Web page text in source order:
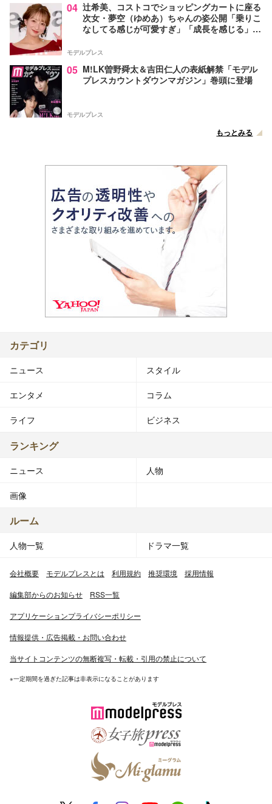
04 辻希美、コストコでショッピングカートに座る
次女・夢空（ゆめあ）ちゃんの姿公開「乗りこ
なしてる感じが可愛すぎ」「成長を感じる」の
モデルプレス
05 M!LK曽野舜太＆吉田仁人の表紙解禁「モデル
プレスカウントダウンマガジン」巻頭に登場
モデルプレス
もっとみる
カテゴリ
ニュース スタイル
エンタメ コラム
ライフ ビジネス
ランキング
ニュース 人物
画像
ルーム
人物一覧 ドラマ一覧
会社概要 モデルプレスとは 利用規約 推奨環境 採用情報
編集部からのお知らせ RSS一覧
アプリケーションプライバシーポリシー
情報提供・広告掲載・お問い合わせ
当サイトコンテンツの無断複写・転載・引用の禁止について
※一定期間を過ぎた記事は非表示になることがあります